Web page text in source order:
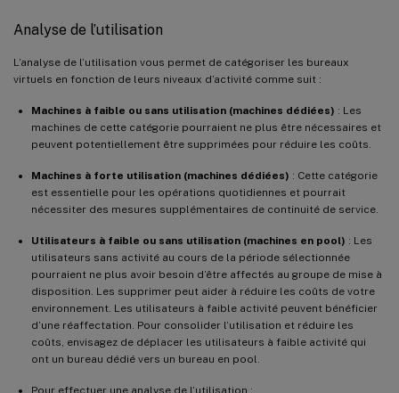
Analyse de l’utilisation
L’analyse de l’utilisation vous permet de catégoriser les bureaux
virtuels en fonction de leurs niveaux d’activité comme suit :
Machines à faible ou sans utilisation (machines dédiées) : Les
machines de cette catégorie pourraient ne plus être nécessaires et
peuvent potentiellement être supprimées pour réduire les coûts.
Machines à forte utilisation (machines dédiées) : Cette catégorie
est essentielle pour les opérations quotidiennes et pourrait
nécessiter des mesures supplémentaires de continuité de service.
Utilisateurs à faible ou sans utilisation (machines en pool) : Les
utilisateurs sans activité au cours de la période sélectionnée
pourraient ne plus avoir besoin d’être affectés au groupe de mise à
disposition. Les supprimer peut aider à réduire les coûts de votre
environnement. Les utilisateurs à faible activité peuvent bénéficier
d’une réaffectation. Pour consolider l’utilisation et réduire les
coûts, envisagez de déplacer les utilisateurs à faible activité qui
ont un bureau dédié vers un bureau en pool.
Pour effectuer une analyse de l’utilisation :